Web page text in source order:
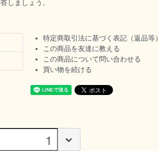
しましょう。
特定商取引法に基づく表記（返品等）
この商品を友達に教える
この商品について問い合わせる
買い物を続ける